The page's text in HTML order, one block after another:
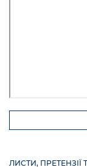
ЛИСТИ, ПРЕТЕНЗІЇ